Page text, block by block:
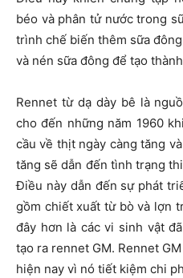
béo và phân tử nước trong
trình chế biến thêm sữa
và nén sữa đông để tạo
Rennet từ dạ dày bê là
cho đến những năm 1960
cầu về thịt ngày càng tăng
tăng sẽ dẫn đến tình trạng
Điều này dẫn đến sự phát
gồm chiết xuất từ bò và lợn
đây hơn là các vi sinh vật
tạo ra rennet GM. Rennet
hiện nay vì nó tiết kiệm chi